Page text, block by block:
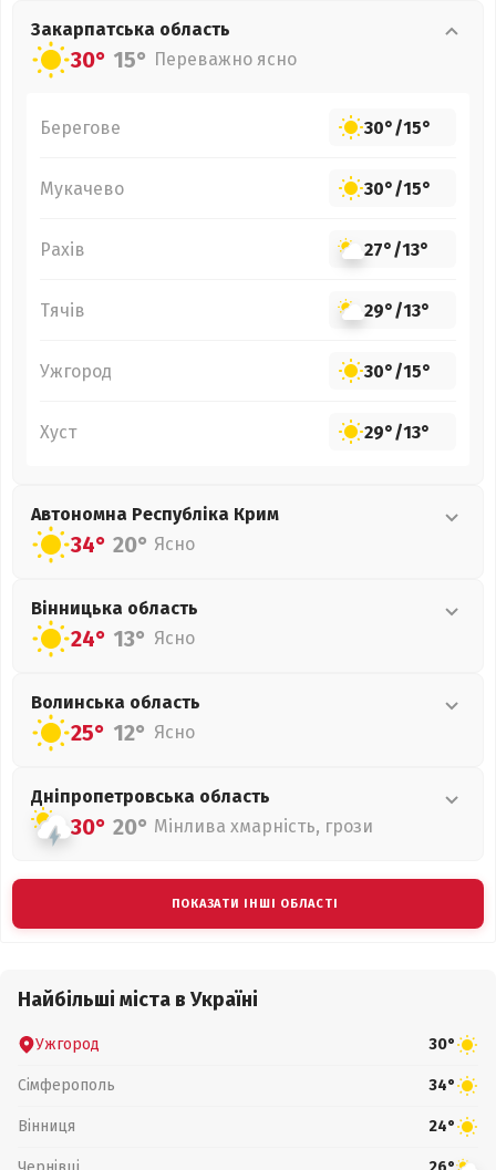
Закарпатська область
30° 15° Переважно ясно
Берегове 30°/15°
Мукачево 30°/15°
Рахів 27°/13°
Тячів 29°/13°
Ужгород 30°/15°
Хуст 29°/13°
Автономна Республіка Крим
34° 20° Ясно
Вінницька область
24° 13° Ясно
Волинська область
25° 12° Ясно
Дніпропетровська область
30° 20° Мінлива хмарність, грози
ПОКАЗАТИ ІНШІ ОБЛАСТІ
Найбільші міста в Україні
Ужгород 30°
Сімферополь 34°
Вінниця 24°